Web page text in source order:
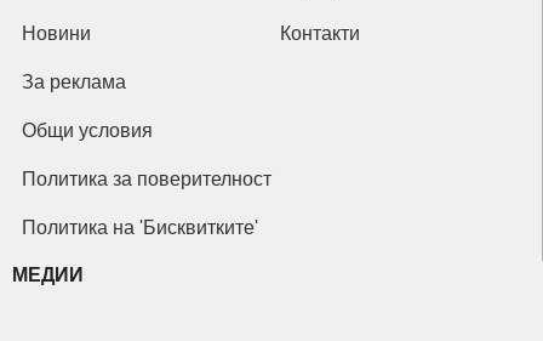
Новини Контакти
За реклама
Общи условия
Политика за поверителност
Политика на 'Бисквитките'
МЕДИИ